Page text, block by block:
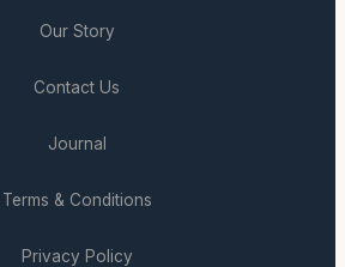
Our Story
Contact Us
Journal
Terms & Conditions
Privacy Policy